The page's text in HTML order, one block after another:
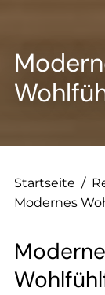
Startseite /
Modernes